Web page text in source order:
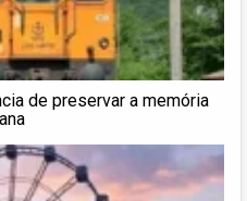
de preservar a memória